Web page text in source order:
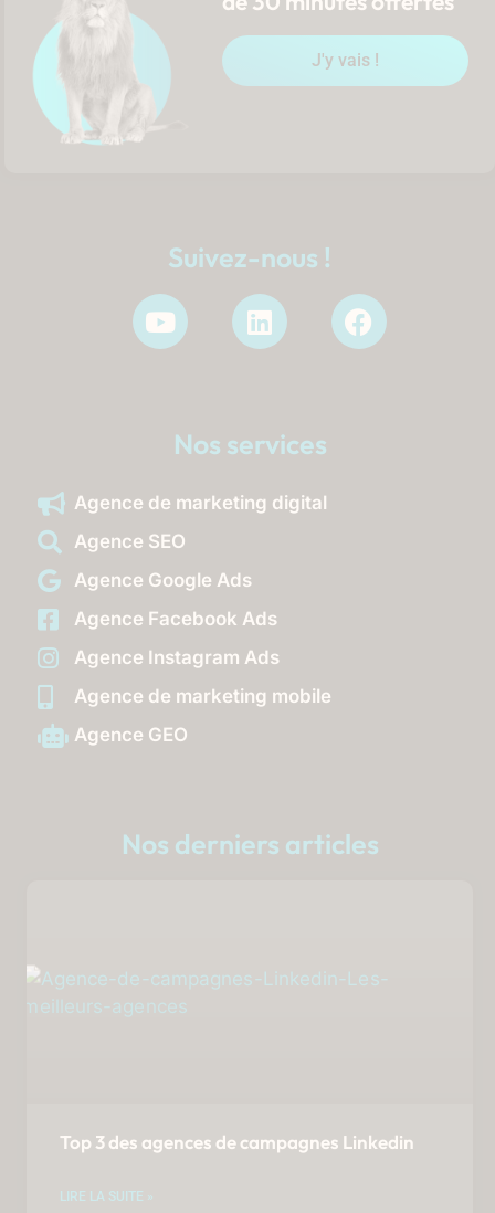
J'y vais !
Suivez-nous !
Nos services
Agence de marketing digital
Agence SEO
Agence Google Ads
Agence Facebook Ads
Agence Instagram Ads
Agence de marketing mobile
Agence GEO
Nos derniers articles
Top 3 des agences de campagnes Linkedin
LIRE LA SUITE »